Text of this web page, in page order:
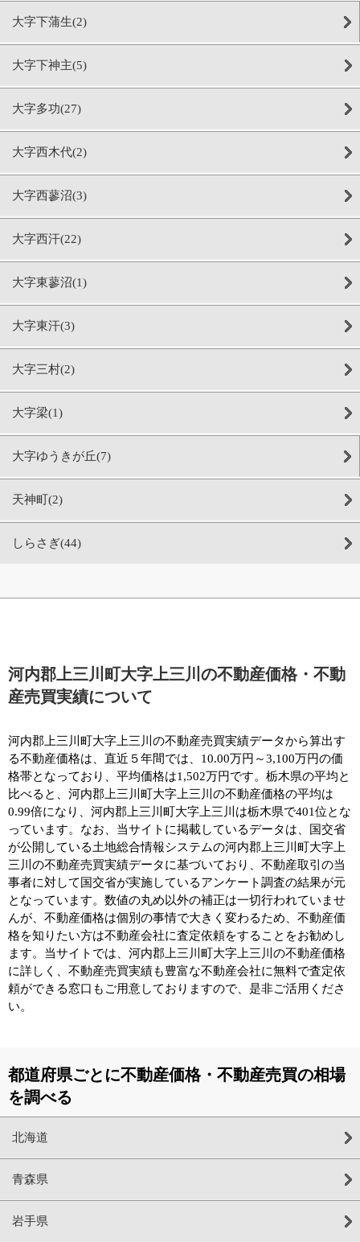
大字下蒲生(2)
大字下神主(5)
大字多功(27)
大字西木代(2)
大字西蓼沼(3)
大字西汗(22)
大字東蓼沼(1)
大字東汗(3)
大字三村(2)
大字梁(1)
大字ゆうきが丘(7)
天神町(2)
しらさぎ(44)
河内郡上三川町大字上三川の不動産価格・不動
産売買実績について
河内郡上三川町大字上三川の不動産売買実績データから算出す
る不動産価格は、直近５年間では、10.00万円～3,100万円の価
格帯となっており、平均価格は1,502万円です。栃木県の平均と
比べると、河内郡上三川町大字上三川の不動産価格の平均は
0.99倍になり、河内郡上三川町大字上三川は栃木県で401位とな
っています。なお、当サイトに掲載しているデータは、国交省
が公開している土地総合情報システムの河内郡上三川町大字上
三川の不動産売買実績データに基づいており、不動産取引の当
事者に対して国交省が実施しているアンケート調査の結果が元
となっています。数値の丸め以外の補正は一切行われていませ
んが、不動産価格は個別の事情で大きく変わるため、不動産価
格を知りたい方は不動産会社に査定依頼をすることをお勧めし
ます。当サイトでは、河内郡上三川町大字上三川の不動産価格
に詳しく、不動産売買実績も豊富な不動産会社に無料で査定依
頼ができる窓口もご用意しておりますので、是非ご活用くださ
い。
都道府県ごとに不動産価格・不動産売買の相場
を調べる
北海道
青森県
岩手県